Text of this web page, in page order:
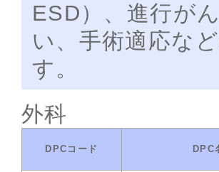
ESD）、進行が
い、手術適応な
す。
外科
DPCコード DPC